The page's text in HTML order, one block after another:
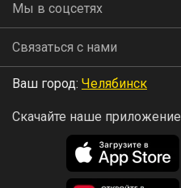
Мы в соцсетях
Связаться с нами
Ваш город: Челябинск
Скачайте наше приложение